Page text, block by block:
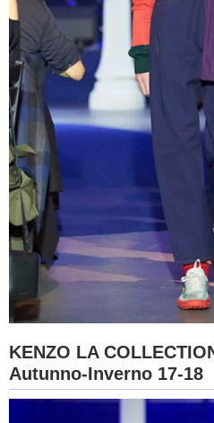
KENZO LA
Autunno-Inverno 17-18